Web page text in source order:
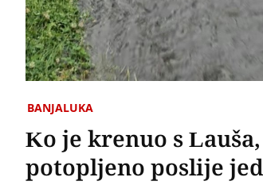
BANJALUKA
Ko je krenuo s
potopljeno poslije